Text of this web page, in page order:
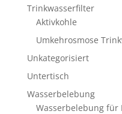
Trinkwasserfilter
Aktivkohle
Umkehrosmose
Unkategorisiert
Untertisch
Wasserbelebung
Wasserbelebung für